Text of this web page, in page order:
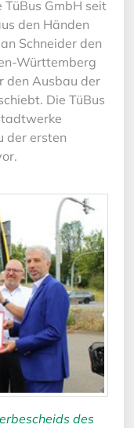
GmbH seit
den Händen
Schneider den
Württemberg
den Ausbau der
Die TüBus
der ersten
des